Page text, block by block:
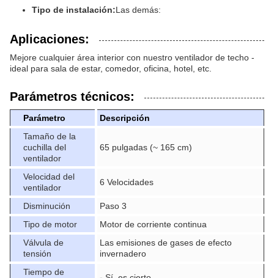
Tipo de instalación:Las demás:
Aplicaciones:
Mejore cualquier área interior con nuestro ventilador de techo -
ideal para sala de estar, comedor, oficina, hotel, etc.
Parámetros técnicos:
Parámetro
Descripción
Tamaño de la
cuchilla del
ventilador
65 pulgadas (~ 165 cm)
Velocidad del
ventilador
6 Velocidades
Disminución
Paso 3
Tipo de motor
Motor de corriente continua
Válvula de
tensión
Las emisiones de gases de efecto
invernadero
Tiempo de